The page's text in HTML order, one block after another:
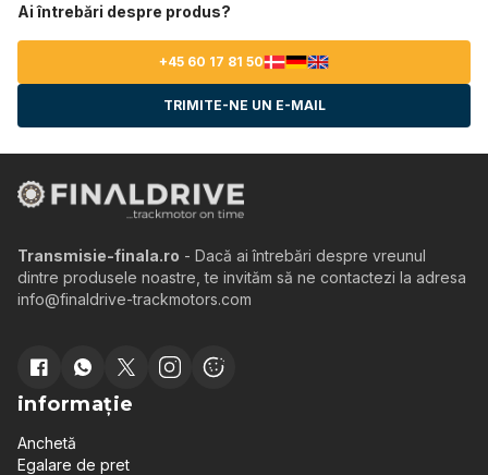
Ai întrebări despre produs?
+45 60 17 81 50
TRIMITE-NE UN E-MAIL
Transmisie-finala.ro - Dacă ai întrebări despre vreunul
dintre produsele noastre, te invităm să ne contactezi la adresa
info@finaldrive-trackmotors.com
informație
Anchetă
Egalare de pret